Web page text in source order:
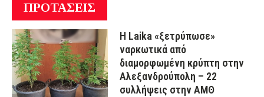
ΠΡΟΤΑΣΕΙΣ
Η Laika «ξετρύπωσε»
ναρκωτικά από
διαμορφωμένη κρύπτη στην
Αλεξανδρούπολη – 22
συλλήψεις στην ΑΜΘ